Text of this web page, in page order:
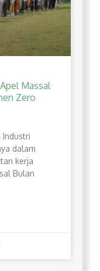
Massal
Zero
Industri
dalam
kerja
Bulan